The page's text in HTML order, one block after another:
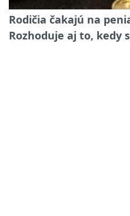
Rodičia čakajú na
Rozhoduje aj to, kedy